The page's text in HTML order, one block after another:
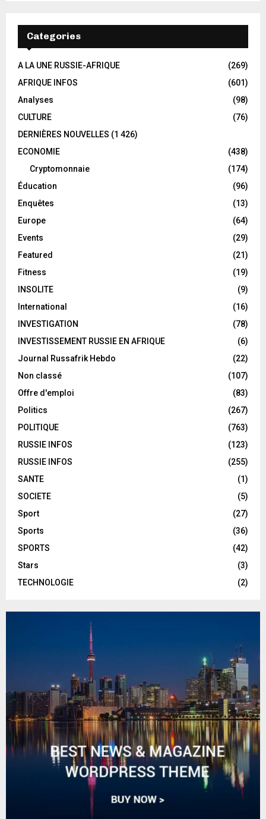
Categories
A LA UNE RUSSIE-AFRIQUE
(269)
AFRIQUE INFOS
(601)
Analyses
(98)
CULTURE
(76)
DERNIÈRES NOUVELLES (1 426)
ECONOMIE
(438)
Cryptomonnaie
(174)
Éducation
(96)
Enquêtes
(13)
Europe
(64)
Events
(29)
Featured
(21)
Fitness
(19)
INSOLITE
(9)
International
(16)
INVESTIGATION
(78)
INVESTISSEMENT RUSSIE EN AFRIQUE
(6)
Journal Russafrik Hebdo
(22)
Non classé
(107)
Offre d'emploi
(83)
Politics
(267)
POLITIQUE
(763)
RUSSIE INFOS
(123)
RUSSIE INFOS
(255)
SANTE
(1)
SOCIETE
(5)
Sport
(27)
Sports
(36)
SPORTS
(42)
Stars
(3)
TECHNOLOGIE
(2)